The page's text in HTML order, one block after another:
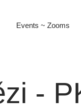
Events ~ Zooms
-